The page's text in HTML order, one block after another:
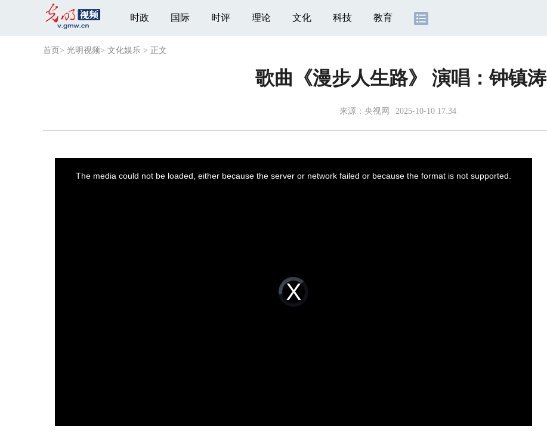
时政 国际 时评 理论 文化 科技 教育
首页 > 光明视频> 文化娱乐 > 正文
歌曲《漫步人生路》 演唱：钟镇涛
来源： 央视网 2025-10-10 17:34
Video
Player
loading.
The media could not be loaded, either because the server or network failed or because the format is not supported.